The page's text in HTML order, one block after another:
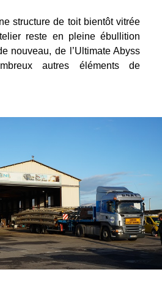
structure de toit bientôt vitrée
reste en pleine ébullition
nouveau, de l’Ultimate Abyss
autres éléments de